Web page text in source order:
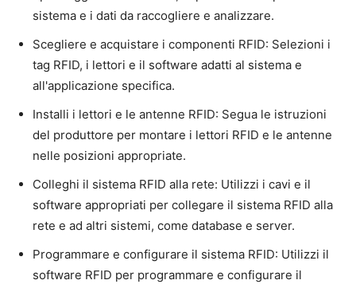
sistema e i dati da raccogliere e analizzare.
Scegliere e acquistare i componenti RFID: Selezioni i
tag RFID, i lettori e il software adatti al sistema e
all'applicazione specifica.
Installi i lettori e le antenne RFID: Segua le istruzioni
del produttore per montare i lettori RFID e le antenne
nelle posizioni appropriate.
Colleghi il sistema RFID alla rete: Utilizzi i cavi e il
software appropriati per collegare il sistema RFID alla
rete e ad altri sistemi, come database e server.
Programmare e configurare il sistema RFID: Utilizzi il
software RFID per programmare e configurare il